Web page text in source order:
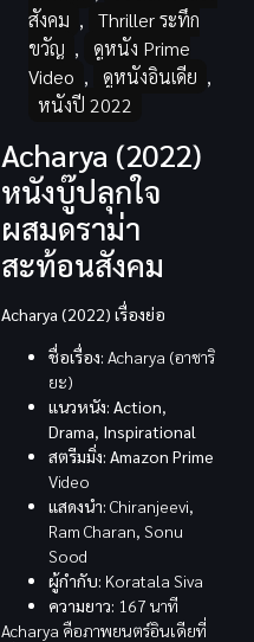
สังคม ,
Thriller ระทึก
ขวัญ ,
ดูหนัง Prime
Video , ดูหนังอินเดีย ,
หนังปี 2022
Acharya (2022)
หนังบู๊ปลุกใจ
ผสมดราม่า
สะท้อนสังคม
Acharya (2022) เรื่องย่อ
ชื่อเรื่อง: Acharya (อาชาริ
ยะ)
แนวหนัง: Action,
Drama, Inspirational
สตรีมมิ่ง: Amazon Prime
Video
แสดงนำ: Chiranjeevi,
Ram Charan, Sonu
Sood
ผู้กำกับ: Koratala Siva
ความยาว: 167 นาที
Acharya คือภาพยนตร์อินเดียที่